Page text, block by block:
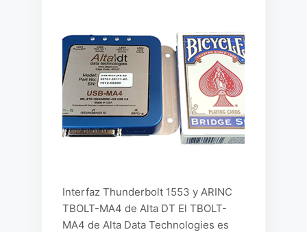
Interfaz Thunderbolt 1553 y ARINC
TBOLT-MA4 de Alta DT El TBOLT-
MA4 de Alta Data Technologies es